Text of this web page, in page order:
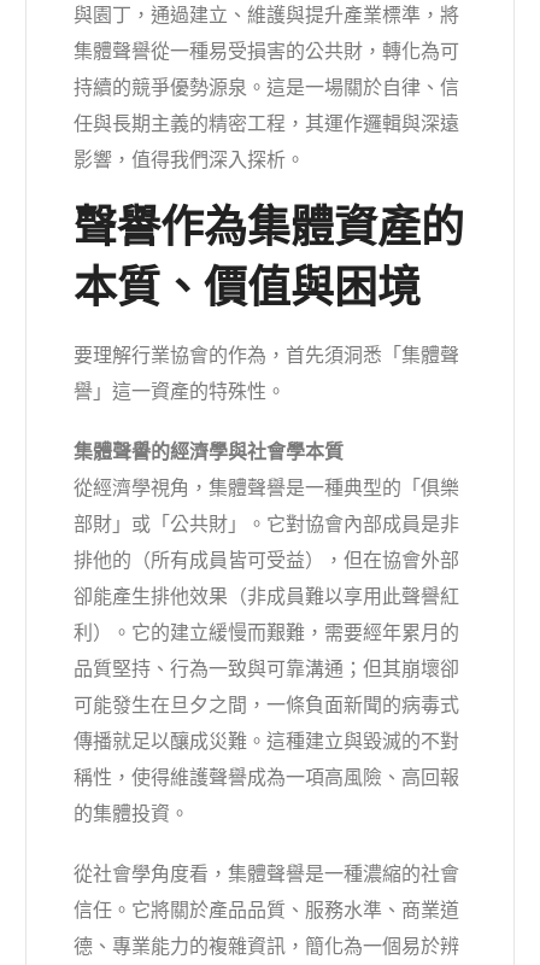
與園丁，通過建立、維護與提升產業標準，將
集體聲譽從一種易受損害的公共財，轉化為可
持續的競爭優勢源泉。這是一場關於自律、信
任與長期主義的精密工程，其運作邏輯與深遠
影響，值得我們深入探析。
聲譽作為集體資產的
本質、價值與困境
要理解行業協會的作為，首先須洞悉「集體聲
譽」這一資產的特殊性。
集體聲譽的經濟學與社會學本質
從經濟學視角，集體聲譽是一種典型的「俱樂
部財」或「公共財」。它對協會內部成員是非
排他的（所有成員皆可受益），但在協會外部
卻能產生排他效果（非成員難以享用此聲譽紅
利）。它的建立緩慢而艱難，需要經年累月的
品質堅持、行為一致與可靠溝通；但其崩壞卻
可能發生在旦夕之間，一條負面新聞的病毒式
傳播就足以釀成災難。這種建立與毀滅的不對
稱性，使得維護聲譽成為一項高風險、高回報
的集體投資。
從社會學角度看，集體聲譽是一種濃縮的社會
信任。它將關於產品品質、服務水準、商業道
德、專業能力的複雜資訊，簡化為一個易於辨